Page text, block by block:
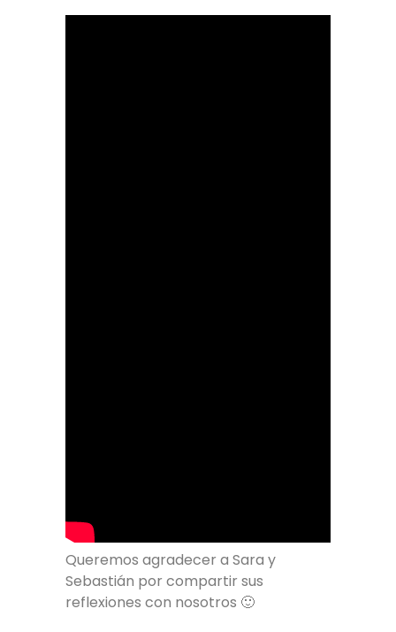
Queremos agradecer a Sara y
Sebastián por compartir sus
reflexiones con nosotros 🙂